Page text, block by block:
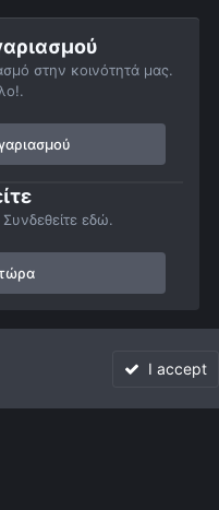
στην κοινότητά μας.
εδώ.
Ουρανός
I accept